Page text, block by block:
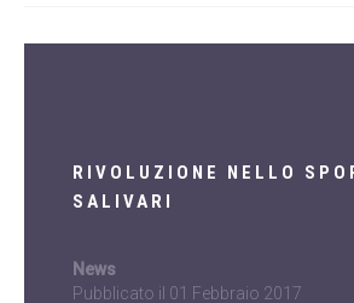
RIVOLUZIONE NELLO
SALIVARI
News
Pubblicato il 01 Febbraio 2017